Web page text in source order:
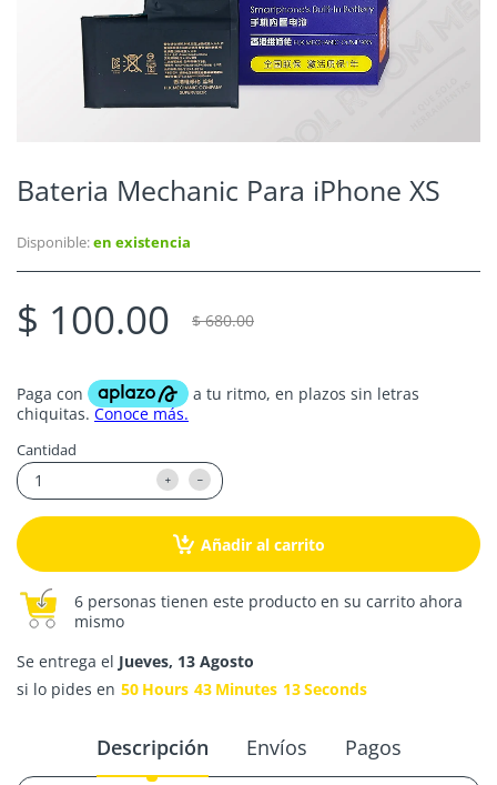
Bateria Mechanic Para iPhone XS
Disponible:en existencia
$ 100.00 $ 680.00
Cantidad
Añadir al carrito
6 personas tienen este producto en su carrito ahora
mismo
Se entrega el Jueves, 13 Agosto
si lo pides en 50 Hours 43 Minutes 13Seconds
Descripción Envíos Pagos